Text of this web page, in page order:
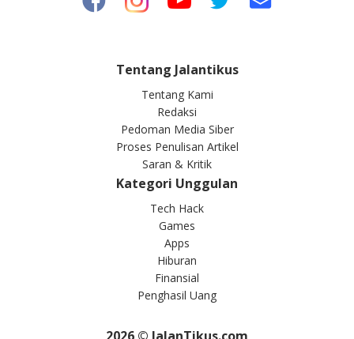
Tentang Jalantikus
Tentang Kami
Redaksi
Pedoman Media Siber
Proses Penulisan Artikel
Saran & Kritik
Kategori Unggulan
Tech Hack
Games
Apps
Hiburan
Finansial
Penghasil Uang